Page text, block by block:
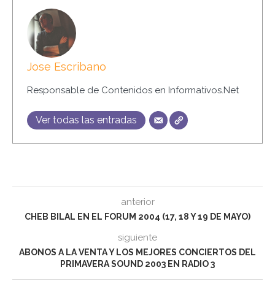
Jose Escribano
Responsable de Contenidos en Informativos.Net
Ver todas las entradas
anterior
CHEB BILAL EN EL FORUM 2004 (17, 18 Y 19 DE MAYO)
siguiente
ABONOS A LA VENTA Y LOS MEJORES CONCIERTOS DEL
PRIMAVERA SOUND 2003 EN RADIO 3